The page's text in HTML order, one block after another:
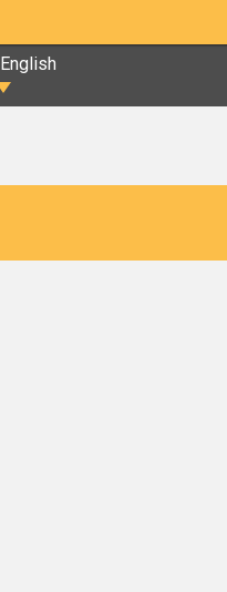
English